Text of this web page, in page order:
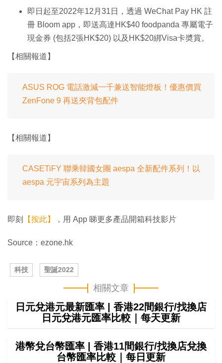
即日起至2022年12月31日，透過 WeChat Pay HK 註
冊 Bloom app，即送高達HK$40 foodpanda 專屬電子
現金券 (包括2張HK$20) 以及HK$20綁Visa卡奬賞。
【相關報道】
ASUS ROG 電話激減一千兼送智能燈板！優惠價買
ZenFone 9 再送夾背包配件
【相關報道】
CASETiFY 聯乘韓國女團 aespa 全新配件系列！以
aespa 元宇宙系列為主題
即刻 【按此】 ，用 App 睇更多產品開箱科技影片
Source：ezone.hk
科技 聖誕2022
相關文章
日元兌港元最新匯率 | 香港22間銀行/找換店
日元兌港元匯率比較｜每天更新
港幣兌台幣匯率 | 香港11間銀行/找換店兌換
台幣匯率比較｜每日更新